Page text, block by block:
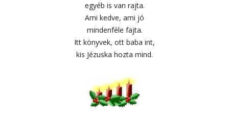
egyéb is van rajta.
Ami kedve, ami jó
mindenféle fajta.
Itt könyvek, ott baba int,
kis Jézuska hozta mind.